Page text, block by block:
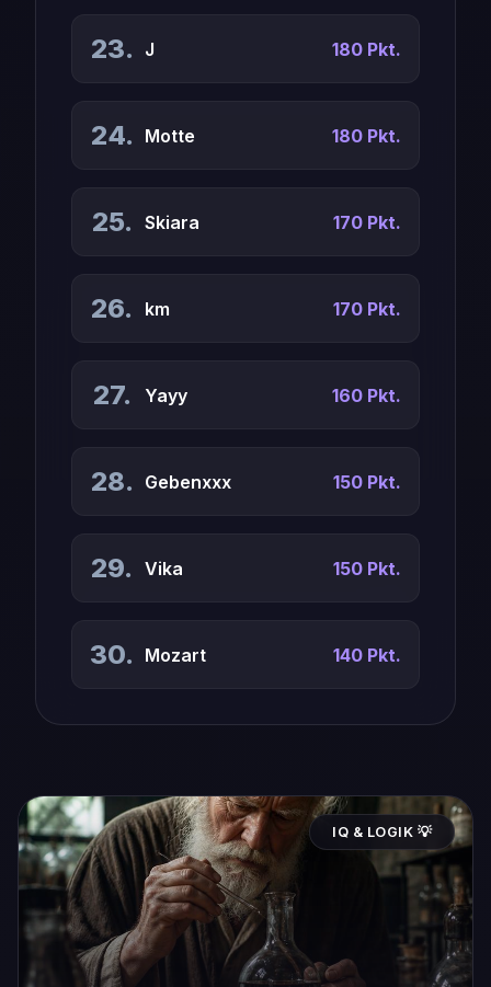
23. J 180 Pkt.
24. Motte 180 Pkt.
25. Skiara 170 Pkt.
26. km 170 Pkt.
27. Yayy 160 Pkt.
28. Gebenxxx 150 Pkt.
29. Vika 150 Pkt.
30. Mozart 140 Pkt.
IQ & LOGIK 💡